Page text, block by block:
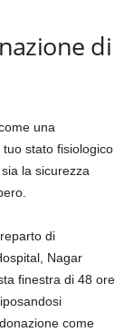
di
una
stato fisiologico
la sicurezza
di
Nagar
finestra di 48 ore
come